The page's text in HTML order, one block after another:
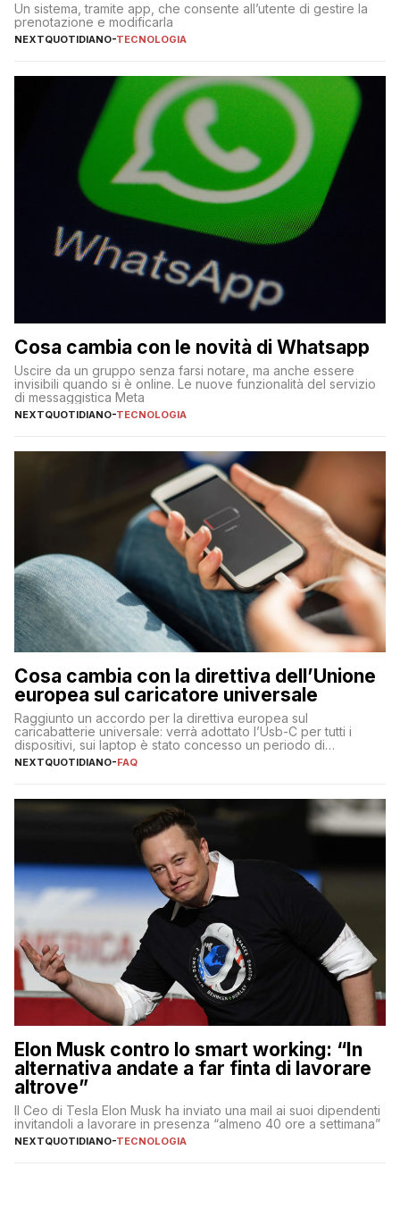
Un sistema, tramite app, che consente all’utente di gestire la
prenotazione e modificarla
NEXTQUOTIDIANO-TECNOLOGIA
Cosa cambia con le novità di Whatsapp
Uscire da un gruppo senza farsi notare, ma anche essere
invisibili quando si è online. Le nuove funzionalità del servizio
di messaggistica Meta
NEXTQUOTIDIANO-TECNOLOGIA
Cosa cambia con la direttiva dell’Unione
europea sul caricatore universale
Raggiunto un accordo per la direttiva europea sul
caricabatterie universale: verrà adottato l’Usb-C per tutti i
dispositivi, sui laptop è stato concesso un periodo di
adeguamento di 40 mesi
NEXTQUOTIDIANO-FAQ
Elon Musk contro lo smart working: “In
alternativa andate a far finta di lavorare
altrove”
Il Ceo di Tesla Elon Musk ha inviato una mail ai suoi dipendenti
invitandoli a lavorare in presenza “almeno 40 ore a settimana”
NEXTQUOTIDIANO-TECNOLOGIA